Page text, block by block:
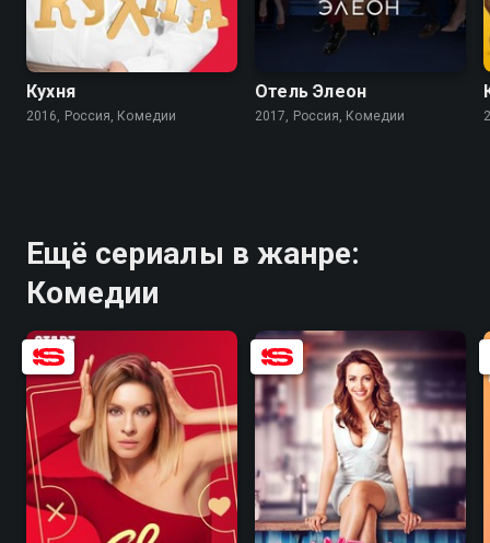
8.2 8.4
Кухня
2016, Россия, Комедии
7.6
Отель Элеон
2017, Россия, Комедии
Ещё сериалы в жанре:
Комедии